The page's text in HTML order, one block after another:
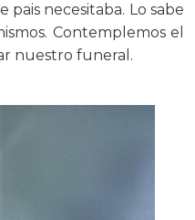
necesitaba. Lo sabe
Contemplemos el
nuestro funeral.